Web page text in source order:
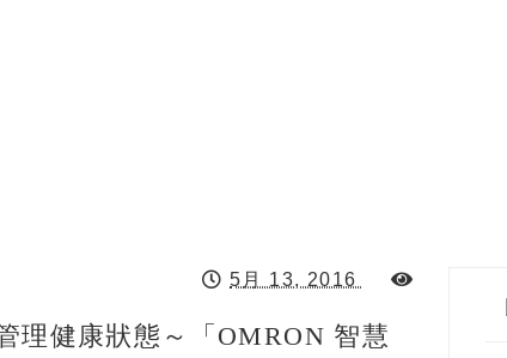
5月 13, 2016
理健康狀態～「OMRON 智慧